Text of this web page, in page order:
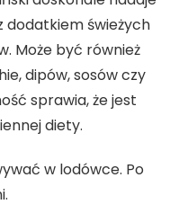
dodatkiem świeżych
Może być również
dipów, sosów czy
sprawia, że jest
diety.
w lodówce. Po